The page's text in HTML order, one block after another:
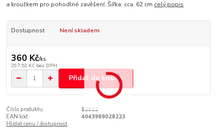
a kroužkem pro pohodlné zavěšení. Šířka: cca. 62 cm celý popis
Dostupnost Není skladem
360 Kč/ks
297,52 Kč bez DPH
Přidat do košíku
Číslo produktu:
12822
EAN kód:
4043969028223
Hlídat cenu / dostupnost